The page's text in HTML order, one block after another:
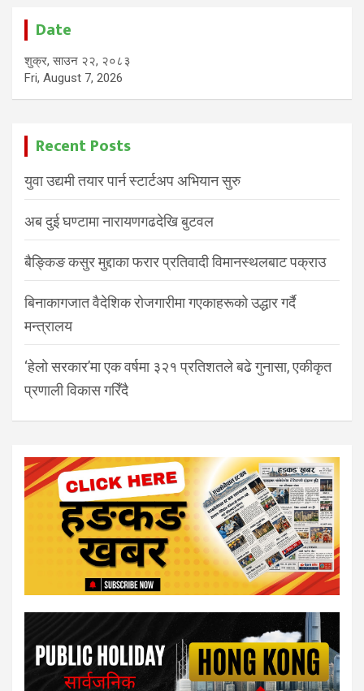
Date
शुक्र, साउन २२, २०८३
Fri, August 7, 2026
Recent Posts
युवा उद्यमी तयार पार्न स्टार्टअप अभियान सुरु
अब दुई घण्टामा नारायणगढदेखि बुटवल
बैङ्किङ कसुर मुद्दाका फरार प्रतिवादी विमानस्थलबाट पक्राउ
बिनाकागजात वैदेशिक रोजगारीमा गएकाहरूको उद्धार गर्दै
मन्त्रालय
‘हेलो सरकार’मा एक वर्षमा ३२१ प्रतिशतले बढे गुनासा, एकीकृत
प्रणाली विकास गरिँदै